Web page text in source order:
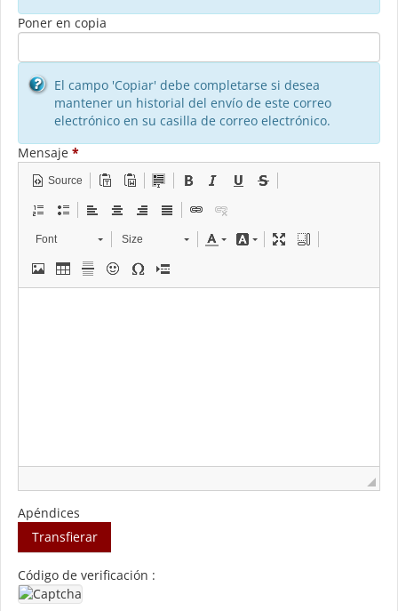
Poner en copia
El campo 'Copiar' debe completarse si desea
mantener un historial del envío de este correo
electrónico en su casilla de correo electrónico.
Mensaje *
Source
Font Size
Apéndices
Transfierar
Código de verificación :